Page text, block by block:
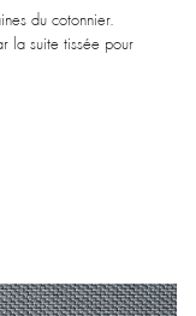
du cotonnier.
la suite tissée pour